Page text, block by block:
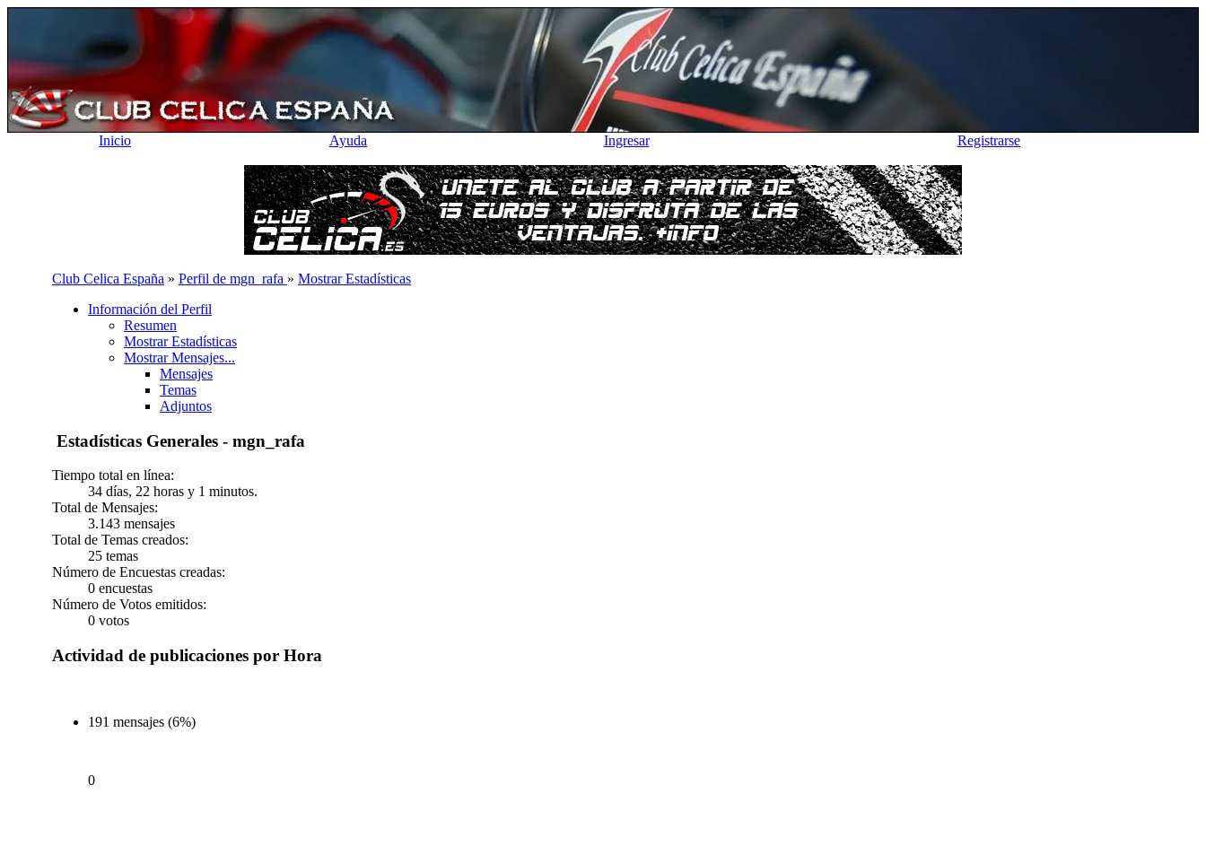
Inicio Ayuda Ingresar Registrarse
Club Celica España » Perfil de mgn_rafa » Mostrar Estadísticas
Información del Perfil
Resumen
Mostrar Estadísticas
Mostrar Mensajes...
Mensajes
Temas
Adjuntos
Estadísticas Generales - mgn_rafa
Tiempo total en línea:
34 días, 22 horas y 1 minutos.
Total de Mensajes:
3.143 mensajes
Total de Temas creados:
25 temas
Número de Encuestas creadas:
0 encuestas
Número de Votos emitidos:
0 votos
Actividad de publicaciones por Hora
191 mensajes (6%)
0